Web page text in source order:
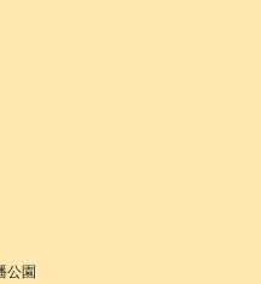
公園